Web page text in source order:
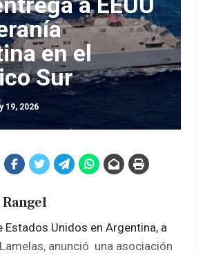
en el
Sur
19, 2026
Estados Unidos en Argentina, a
anunció una asociación